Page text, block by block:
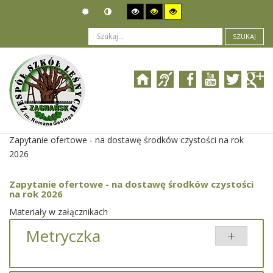
SZUKAJ
Jesteś tutaj: Zamówienia publiczne
Wszczęcie postępowania
Zapytanie ofertowe - na dostawę środków czystości na rok
2026
Zapytanie ofertowe - na dostawę środków czystości
na rok 2026
Materiały w załącznikach
Metryczka